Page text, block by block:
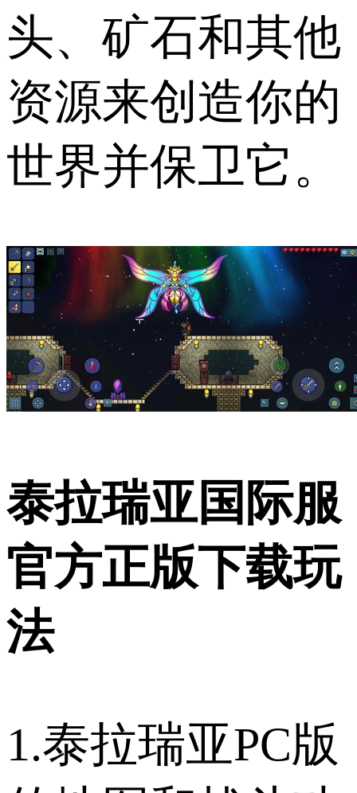
头、矿石和其他
资源来创造你的
世界并保卫它。
泰拉瑞亚国际服
官方正版下载玩
法
1.泰拉瑞亚PC版